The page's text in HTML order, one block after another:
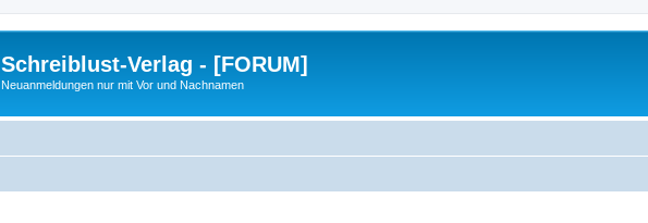
Schreiblust-Verlag - [FORUM]
Neuanmeldungen nur mit Vor und Nachnamen